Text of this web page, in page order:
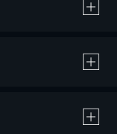
作品の購入 / レンタルです。
20％のポイント還元です。